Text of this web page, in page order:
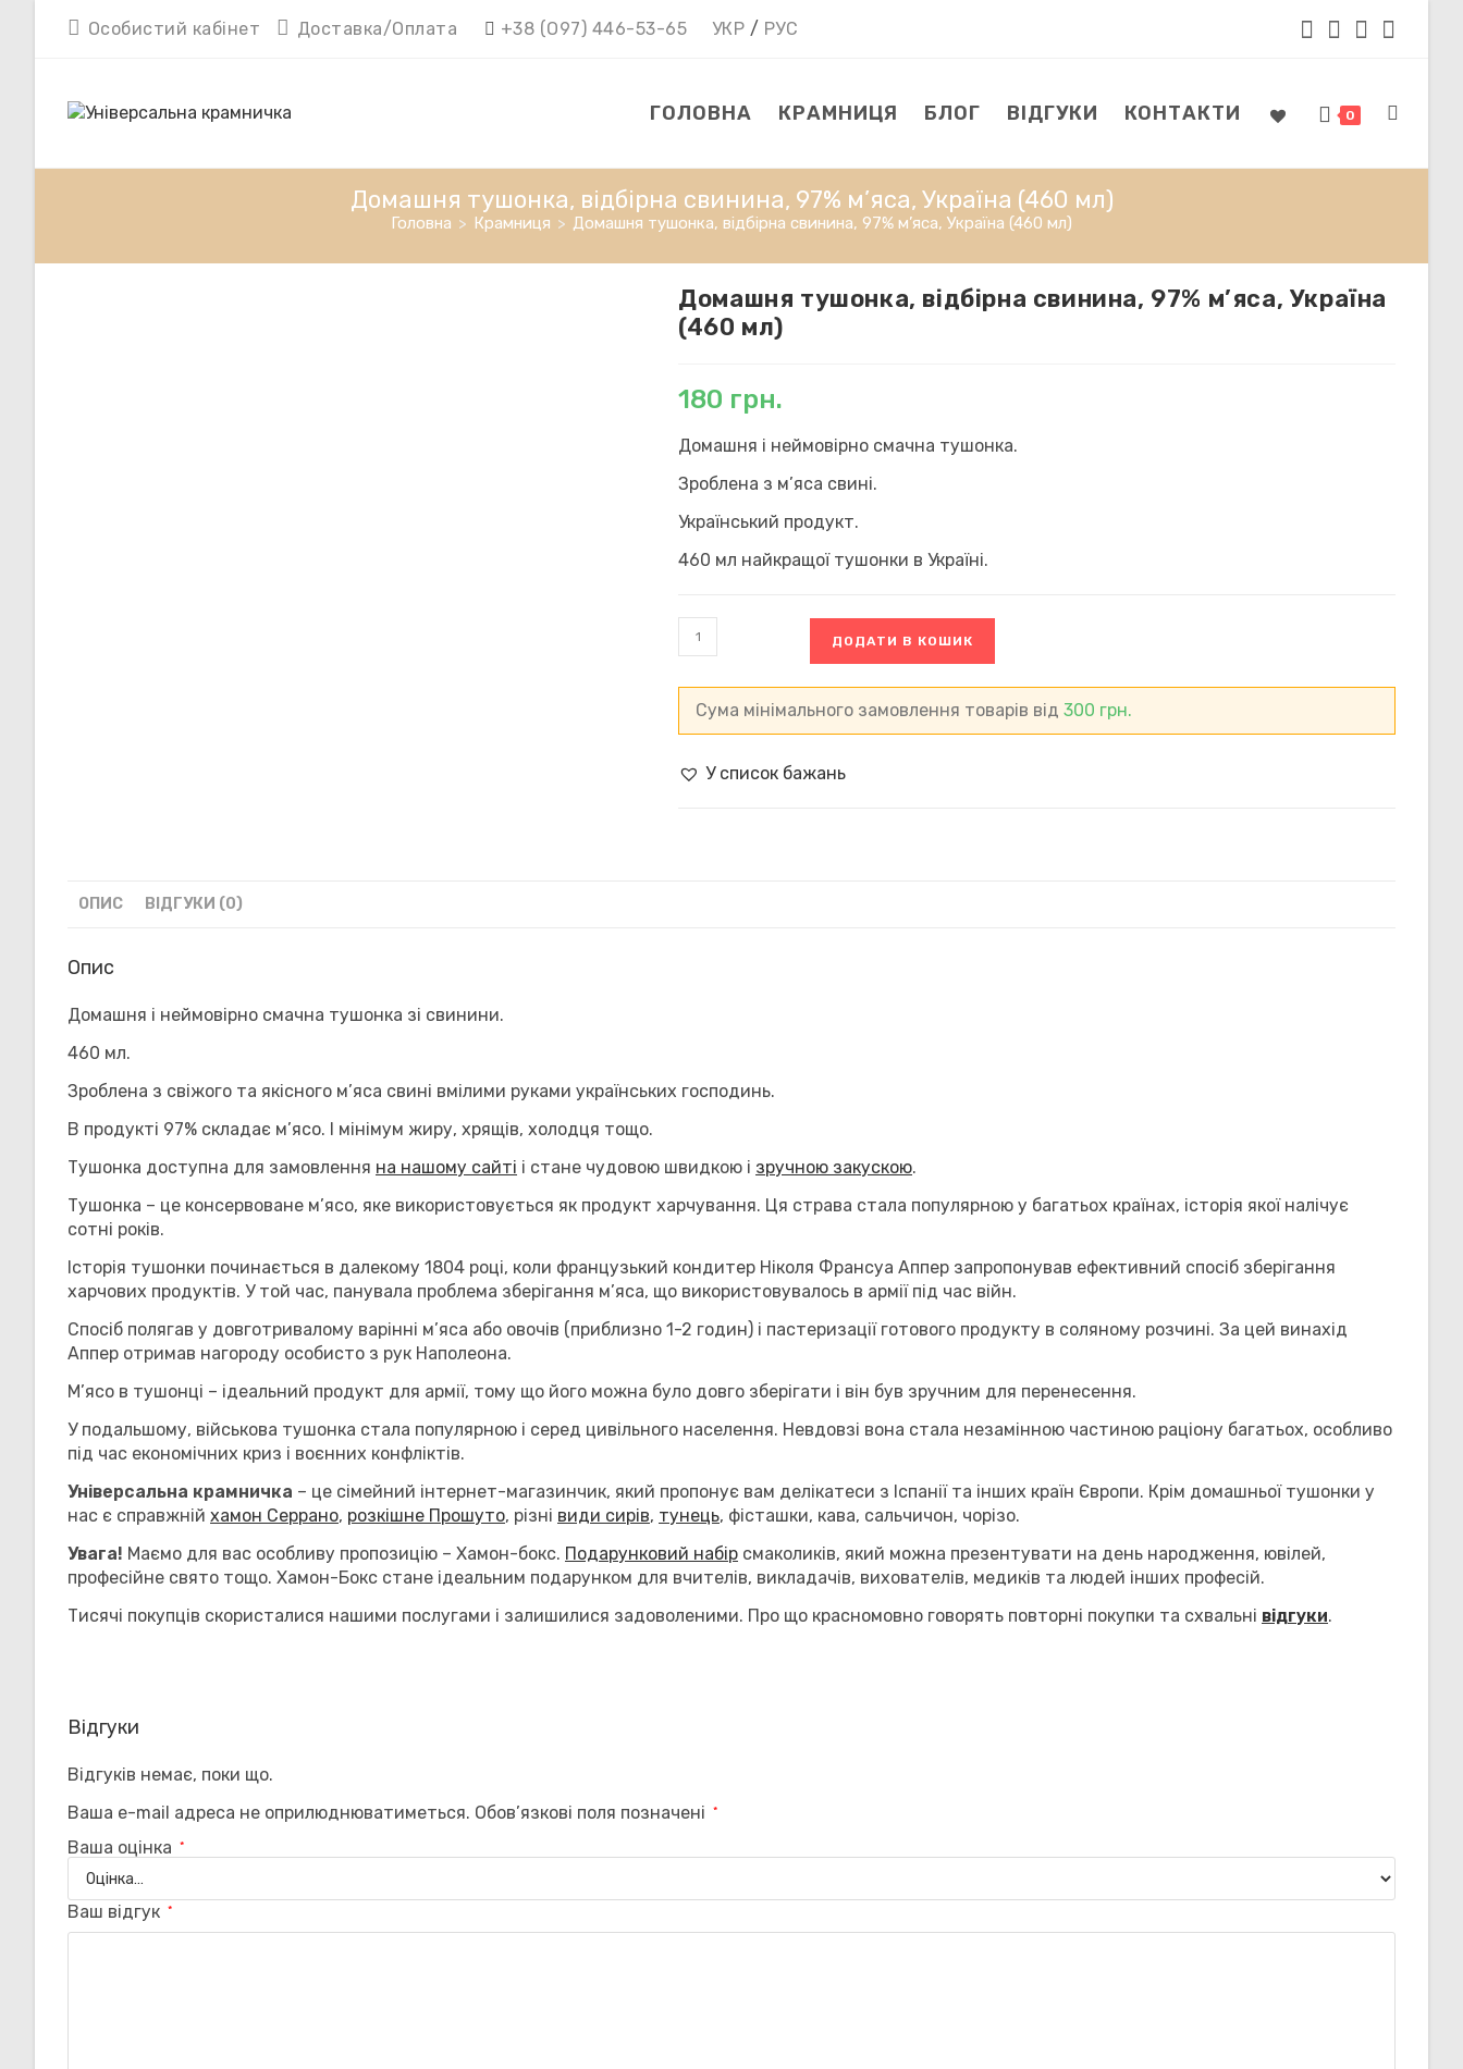
Особистий кабінет Доставка/Оплата +38 (О97) 446-53-65 УКР / РУС
ГОЛОВНА КРАМНИЦЯ БЛОГ ВІДГУКИ КОНТАКТИ 0
Домашня тушонка, відбірна свинина, 97% м’яса, Україна (460 мл)
Головна > Крамниця > Домашня тушонка, відбірна свинина, 97% м’яса, Україна (460 мл)
Домашня тушонка, відбірна свинина, 97% м’яса, Україна
(460 мл)
180 грн.
Домашня і неймовірно смачна тушонка.
Зроблена з м’яса свині.
Український продукт.
460 мл найкращої тушонки в Україні.
тушонка,
свинина,
97%
м'яса,
(460
ДОДАТИ В КОШИК
Сума мінімального замовлення товарів від300 грн.
У список бажань
ОПИС ВІДГУКИ (0)
Опис
Домашня і неймовірно смачна тушонка зі свинини.
460 мл.
Зроблена з свіжого та якісного м’яса свині вмілими руками українських господинь.
В продукті 97% складає м’ясо. І мінімум жиру, хрящів, холодця тощо.
Тушонка доступна для замовлення на нашому сайті і стане чудовою швидкою і зручною закускою.
Тушонка – це консервоване м’ясо, яке використовується як продукт харчування. Ця страва стала популярною у багатьох країнах, історія якої налічує
сотні років.
Історія тушонки починається в далекому 1804 році, коли французький кондитер Ніколя Франсуа Аппер запропонував ефективний спосіб зберігання
харчових продуктів. У той час, панувала проблема зберігання м’яса, що використовувалось в армії під час війн.
Спосіб полягав у довготривалому варінні м’яса або овочів (приблизно 1-2 годин) і пастеризації готового продукту в соляному розчині. За цей винахід
Аппер отримав нагороду особисто з рук Наполеона.
М’ясо в тушонці – ідеальний продукт для армії, тому що його можна було довго зберігати і він був зручним для перенесення.
У подальшому, військова тушонка стала популярною і серед цивільного населення. Невдовзі вона стала незамінною частиною раціону багатьох, особливо
під час економічних криз і воєнних конфліктів.
Універсальна крамничка – це сімейний інтернет-магазинчик, який пропонує вам делікатеси з Іспанії та інших країн Європи. Крім домашньої тушонки у
нас є справжній хамон Серрано, розкішне Прошуто, різні види сирів, тунець, фісташки, кава, сальчичон, чорізо.
Увага! Маємо для вас особливу пропозицію – Хамон-бокс. Подарунковий набір смаколиків, який можна презентувати на день народження, ювілей,
професійне свято тощо. Хамон-Бокс стане ідеальним подарунком для вчителів, викладачів, вихователів, медиків та людей інших професій.
Тисячі покупців скористалися нашими послугами і залишилися задоволеними. Про що красномовно говорять повторні покупки та схвальні відгуки.
Відгуки
Відгуків немає, поки що.
Ваша e-mail адреса не оприлюднюватиметься. Обов’язкові поля позначені *
Ваша оцінка *
Ваш відгук *